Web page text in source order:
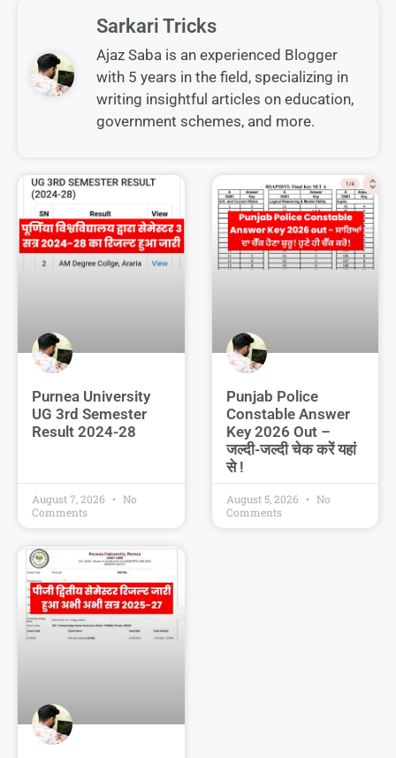
Sarkari Tricks
Ajaz Saba is an experienced Blogger
with 5 years in the field, specializing in
writing insightful articles on education,
government schemes, and more.
Purnea University
UG 3rd Semester
Result 2024-28
August 7, 2026
No
Comments
Punjab Police
Constable Answer
Key 2026 Out –
जल्दी-जल्दी चेक करें यहां
से !
August 5, 2026
No
Comments